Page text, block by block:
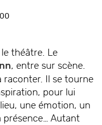
théâtre. Le
, entre sur scène.
raconter. Il se tourne
pour lui
une émotion, un
présence… Autant